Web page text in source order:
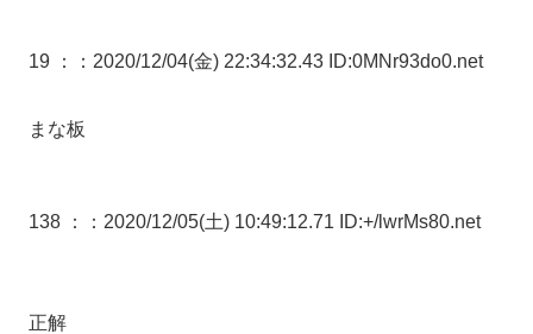
19 ： ：2020/12/04(金) 22:34:32.43 ID:0MNr93do0.net
まな板
138 ： ：2020/12/05(土) 10:49:12.71 ID:+/lwrMs80.net
正解